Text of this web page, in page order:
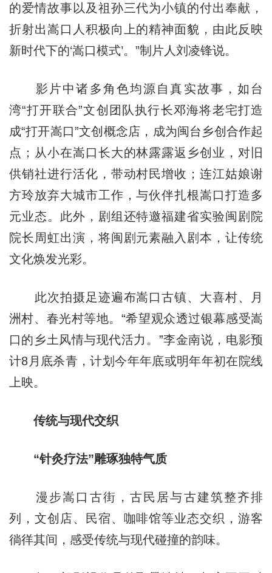
的爱情故事以及祖孙三代为小镇的付出奉献，
折射出嵩口人积极向上的精神面貌，由此反映
新时代下的‘嵩口模式’。”制片人刘凌锋说。
影片中诸多角色均源自真实故事，如台
湾“打开联合”文创团队执行长邓海将老宅打造
成“打开嵩口”文创概念店，成为闽台乡创合作起
点；从小在嵩口长大的林露露返乡创业，对旧
供销社进行活化，带动村民增收；连江姑娘谢
方玲放弃大城市工作，与伙伴扎根嵩口打造多
元业态。此外，剧组还特邀福建省实验闽剧院
院长周虹出演，将闽剧元素融入剧本，让传统
文化焕发光彩。
此次拍摄足迹遍布嵩口古镇、大喜村、月
洲村、春光村等地。“希望观众透过银幕感受嵩
口的乡土风情与现代活力。”李金南说，电影预
计8月底杀青，计划今年年底或明年年初在院线
上映。
传统与现代交织
“针灸疗法”雕琢独特气质
漫步嵩口古街，古民居与古建筑整齐排
列，文创店、民宿、咖啡馆等业态交织，游客
徜徉其间，感受传统与现代碰撞的韵味。